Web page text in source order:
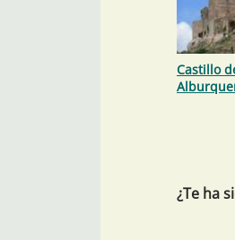
Castillo
¿Te ha